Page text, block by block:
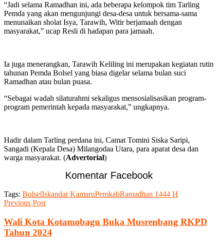
“Jadi selama Ramadhan ini, ada beberapa kelompok tim Tarling
Pemda yang akan mengunjungi desa-desa untuk bersama-sama
menunaikan sholat Isya, Tarawih, Witir berjamaah dengan
masyarakat,” ucap Resli di hadapan para jamaah.
Ia juga menerangkan, Tarawih Keliling ini merupakan kegiatan rutin
tahunan Pemda Bolsel yang biasa digelar selama bulan suci
Ramadhan atau bulan puasa.
“Sebagai wadah silaturahmi sekaligus mensosialisasikan program-
program pemerintah kepada masyarakat,” ungkapnya.
Hadir dalam Tarling perdana ini, Camat Tomini Siska Saripi,
Sangadi (Kepala Desa) Milangodaa Utara, para aparat desa dan
warga masyarakat. (Advertorial)
Komentar Facebook
Tags: BolselIskandar KamaruPemkabRamadhan 1444 H
Previous Post
Wali Kota Kotamobagu Buka Musrenbang RKPD
Tahun 2024